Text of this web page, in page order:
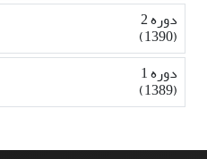
دوره 2
(1390)
دوره 1
(1389)